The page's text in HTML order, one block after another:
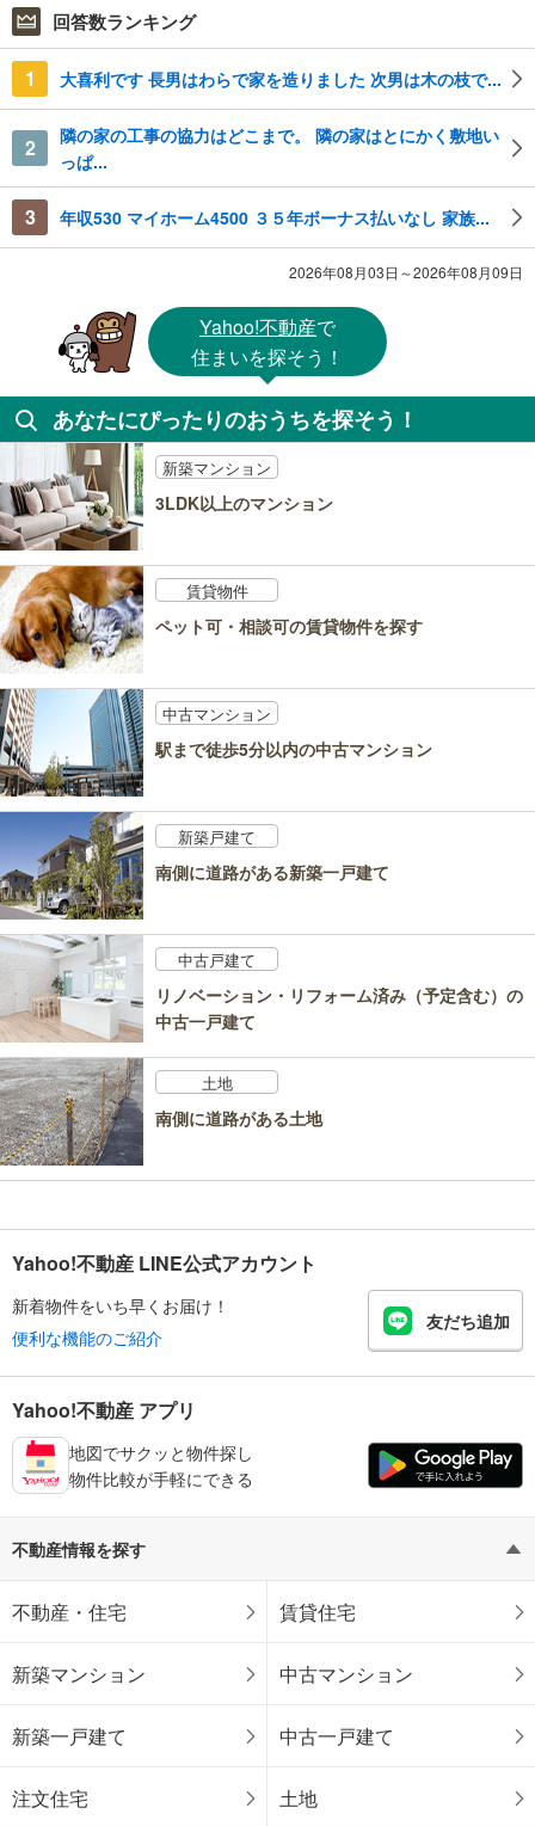
回答数ランキング
1 大喜利です 長男はわらで家を造りました 次男は木の枝で...
2
隣の家の工事の協力はどこまで。 隣の家はとにかく敷地い
っぱ...
3 年収530 マイホーム4500 ３５年ボーナス払いなし 家族...
2026年08月03日～2026年08月09日
Yahoo!不動産で
住まいを探そう！
あなたにぴったりのおうちを探そう！
新築マンション
3LDK以上のマンション
賃貸物件
ペット可・相談可の賃貸物件を探す
中古マンション
駅まで徒歩5分以内の中古マンション
新築戸建て
南側に道路がある新築一戸建て
中古戸建て
リノベーション・リフォーム済み（予定含む）の
中古一戸建て
土地
南側に道路がある土地
Yahoo!不動産 LINE公式アカウント
新着物件をいち早くお届け！
便利な機能のご紹介
友だち追加
Yahoo!不動産 アプリ
地図でサクッと物件探し
物件比較が手軽にできる
不動産情報を探す
不動産・住宅 賃貸住宅
新築マンション 中古マンション
新築一戸建て 中古一戸建て
注文住宅 土地